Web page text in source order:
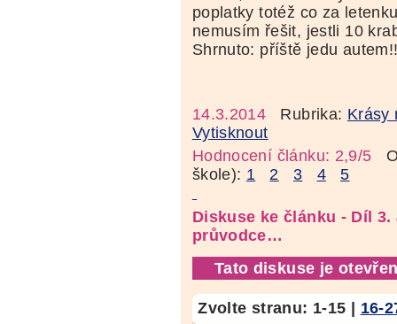
poplatky totéž co za
nemusím řešit, jestli 10
Shrnuto: příště jedu
14.3.2014 Rubrika: Krásy
Vytisknout
Hodnocení článku: 2,9/5
škole): 1 2 3 4 5
Diskuse ke článku - Díl
průvodce…
Tato diskuse je
Zvolte stranu: 1-15 | 16-